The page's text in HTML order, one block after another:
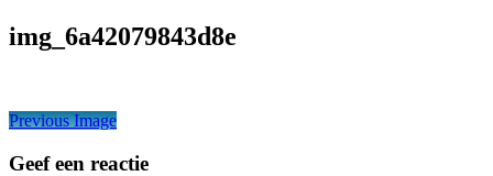
Aortastichting
img_6a42079843d8e
Previous Image
Geef een reactie